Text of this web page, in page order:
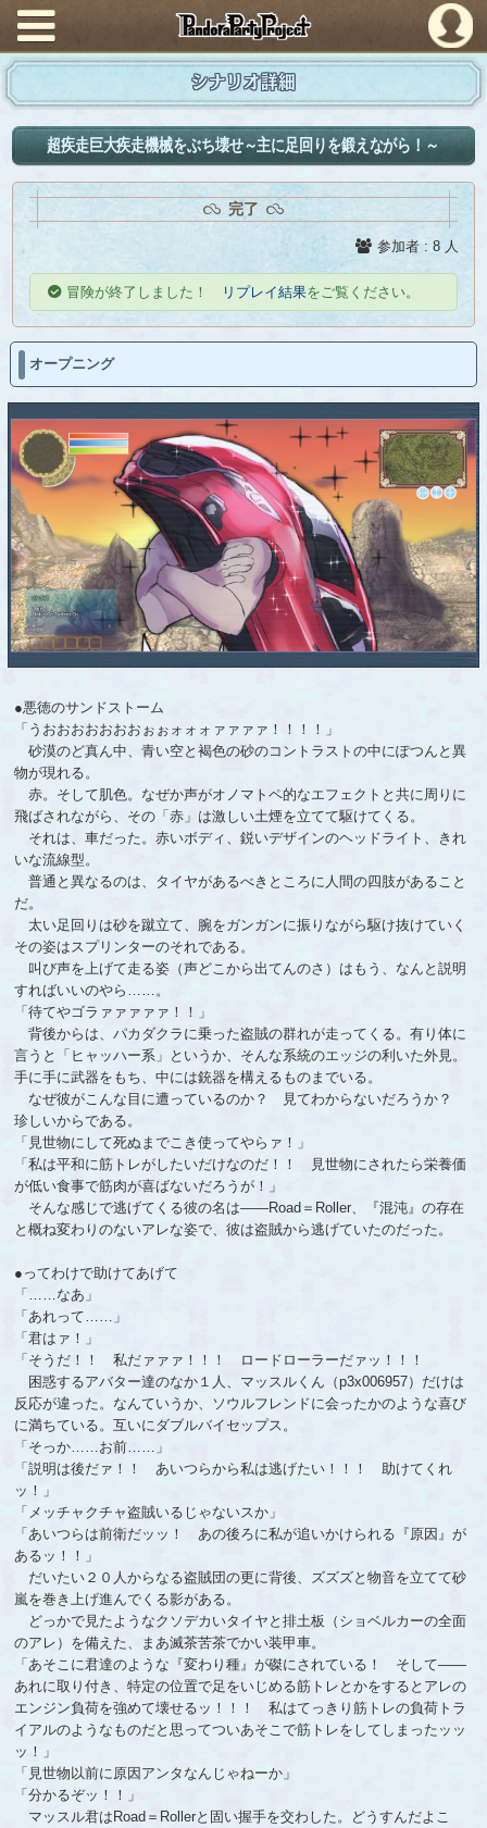
PandoraPartyProject
シナリオ詳細
超疾走巨大疾走機械をぶち壊せ～主に足回りを鍛えながら！～
完了
参加者 : 8 人
冒険が終了しました！ リプレイ結果をご覧ください。
オープニング
●悪徳のサンドストーム
「うおおおおおおおぉぉォォォァァァァ！！！！」
砂漠のど真ん中、青い空と褐色の砂のコントラストの中にぽつんと異
物が現れる。
赤。そして肌色。なぜか声がオノマトペ的なエフェクトと共に周りに
飛ばされながら、その「赤」は激しい土煙を立てて駆けてくる。
それは、車だった。赤いボディ、鋭いデザインのヘッドライト、きれ
いな流線型。
普通と異なるのは、タイヤがあるべきところに人間の四肢があること
だ。
太い足回りは砂を蹴立て、腕をガンガンに振りながら駆け抜けていく
その姿はスプリンターのそれである。
叫び声を上げて走る姿（声どこから出てんのさ）はもう、なんと説明
すればいいのやら……。
「待てやゴラァァァァァ！！」
背後からは、パカダクラに乗った盗賊の群れが走ってくる。有り体に
言うと「ヒャッハー系」というか、そんな系統のエッジの利いた外見。
手に手に武器をもち、中には銃器を構えるものまでいる。
なぜ彼がこんな目に遭っているのか？ 見てわからないだろうか？
珍しいからである。
「見世物にして死ぬまでこき使ってやらァ！」
「私は平和に筋トレがしたいだけなのだ！！ 見世物にされたら栄養価
が低い食事で筋肉が喜ばないだろうが！」
そんな感じで逃げてくる彼の名は――Road＝Roller、『混沌』の存在
と概ね変わりのないアレな姿で、彼は盗賊から逃げていたのだった。
●ってわけで助けてあげて
「……なあ」
「あれって……」
「君はァ！」
「そうだ！！ 私だァァァ！！！ ロードローラーだァッ！！！
困惑するアバター達のなか１人、マッスルくん（p3x006957）だけは
反応が違った。なんていうか、ソウルフレンドに会ったかのような喜び
に満ちている。互いにダブルバイセップス。
「そっか……お前……」
「説明は後だァ！！ あいつらから私は逃げたい！！！ 助けてくれ
ッ！」
「メッチャクチャ盗賊いるじゃないスか」
「あいつらは前衛だッッ！ あの後ろに私が追いかけられる『原因』が
あるッ！！」
だいたい２０人からなる盗賊団の更に背後、ズズズと物音を立てて砂
嵐を巻き上げ進んでくる影がある。
どっかで見たようなクソデカいタイヤと排土板（ショベルカーの全面
のアレ）を備えた、まあ滅茶苦茶でかい装甲車。
「あそこに君達のような『変わり種』が磔にされている！ そして――
あれに取り付き、特定の位置で足をいじめる筋トレとかをするとアレの
エンジン負荷を強めて壊せるッ！！！ 私はてっきり筋トレの負荷トラ
イアルのようなものだと思ってついあそこで筋トレをしてしまったッッ
ッ！」
「見世物以前に原因アンタなんじゃねーか」
「分かるぞッ！！」
マッスル君はRoad＝Rollerと固い握手を交わした。どうすんだよこ